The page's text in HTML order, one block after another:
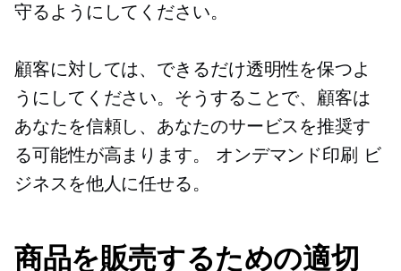
守るようにしてください。
顧客に対しては、できるだけ透明性を保つよ
うにしてください。そうすることで、顧客は
あなたを信頼し、あなたのサービスを推奨す
る可能性が高まります。 オンデマンド印刷 ビ
ジネスを他人に任せる。
商品を販売するための適切